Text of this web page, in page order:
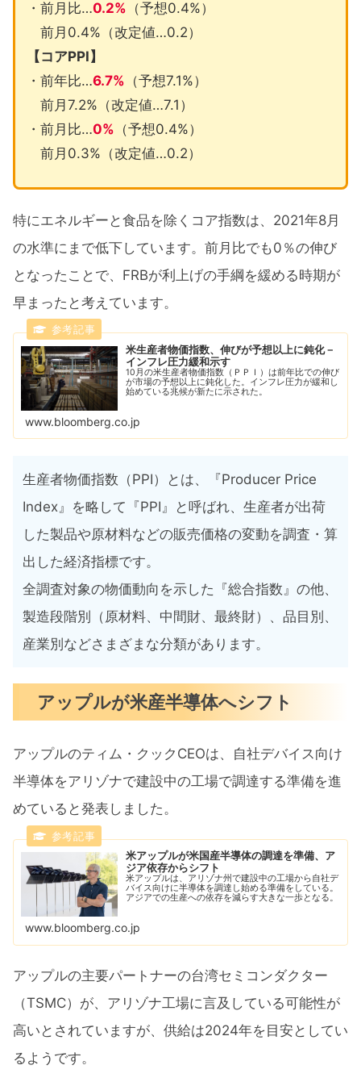
・前月比…0.2% （予想0.4%）
前月0.4%（改定値…0.2）
【コアPPI】
・前年比…6.7% （予想7.1%）
前月7.2%（改定値…7.1）
・前月比…0% （予想0.4%）
前月0.3%（改定値…0.2）
特にエネルギーと食品を除くコア指数は、2021年8月
の水準にまで低下しています。前月比でも0％の伸び
となったことで、FRBが利上げの手綱を緩める時期が
早まったと考えています。
米生産者物価指数、伸びが予想以上に鈍化－
インフレ圧力緩和示す
10月の米生産者物価指数（ＰＰＩ）は前年比での伸び
が市場の予想以上に鈍化した。インフレ圧力が緩和し
始めている兆候が新たに示された。
www.bloomberg.co.jp
生産者物価指数（PPI）とは、『Producer Price
Index』を略して『PPI』と呼ばれ、生産者が出荷
した製品や原材料などの販売価格の変動を調査・算
出した経済指標です。
全調査対象の物価動向を示した『総合指数』の他、
製造段階別（原材料、中間財、最終財）、品目別、
産業別などさまざまな分類があります。
アップルが米産半導体へシフト
アップルのティム・クックCEOは、自社デバイス向け
半導体をアリゾナで建設中の工場で調達する準備を進
めていると発表しました。
米アップルが米国産半導体の調達を準備、ア
ジア依存からシフト
米アップルは、アリゾナ州で建設中の工場から自社デ
バイス向けに半導体を調達し始める準備をしている。
アジアでの生産への依存を減らす大きな一歩となる。
www.bloomberg.co.jp
アップルの主要パートナーの台湾セミコンダクター
（TSMC）が、アリゾナ工場に言及している可能性が
高いとされていますが、供給は2024年を目安としてい
るようです。